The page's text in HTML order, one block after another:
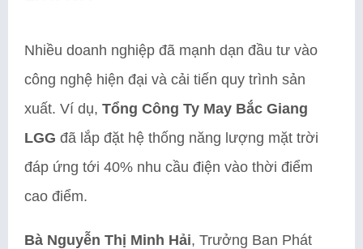
Nhiều doanh nghiệp đã mạnh dạn đầu tư vào
công nghệ hiện đại và cải tiến quy trình sản
xuất. Ví dụ, Tổng Công Ty May Bắc Giang
LGG đã lắp đặt hệ thống năng lượng mặt trời
đáp ứng tới 40% nhu cầu điện vào thời điểm
cao điểm.
Bà Nguyễn Thị Minh Hải, Trưởng Ban Phát